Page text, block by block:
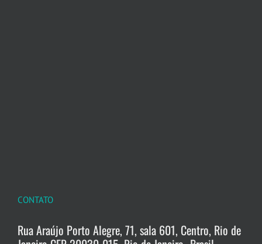
CONTATO
Rua Araújo Porto Alegre, 71, sala 601, Centro, Rio de